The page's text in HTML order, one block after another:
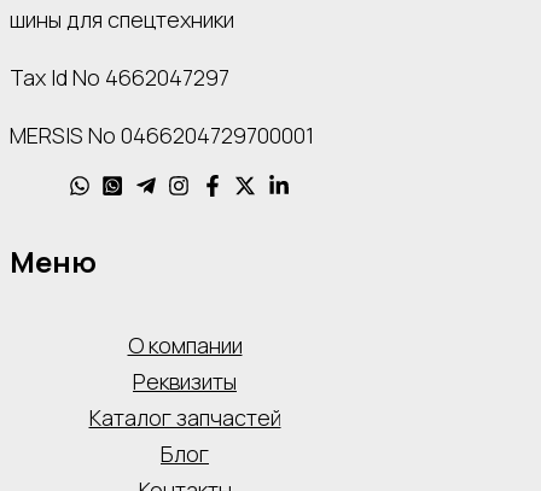
шины для спецтехники
Tax Id No 4662047297
MERSIS No 0466204729700001
Меню
О компании
Реквизиты
Каталог запчастей
Блог